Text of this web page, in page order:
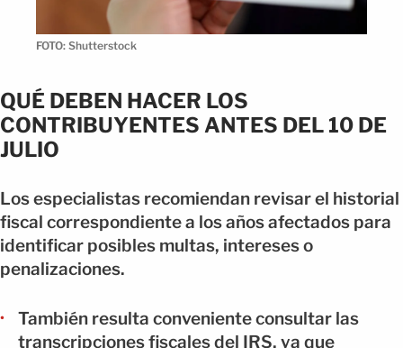
FOTO: Shutterstock
QUÉ DEBEN HACER LOS
CONTRIBUYENTES ANTES DEL 10 DE
JULIO
Los especialistas recomiendan revisar el historial
fiscal correspondiente a los años afectados para
identificar posibles multas, intereses o
penalizaciones.
También resulta conveniente consultar las
transcripciones fiscales del IRS, ya que